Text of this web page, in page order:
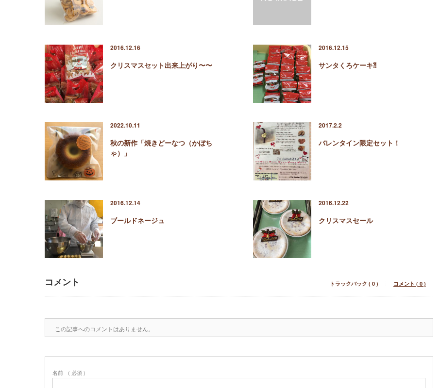
2016.12.16
クリスマスセット出来上がり〜〜
2016.12.15
サンタくろケーキ⁈
2022.10.11
秋の新作「焼きどーなつ（かぼち
ゃ）」
2017.2.2
バレンタイン限定セット！
2016.12.14
ブールドネージュ
2016.12.22
クリスマスセール
コメント トラックバック ( 0 ) コメント ( 0 )
この記事へのコメントはありません。
名前 ( 必須 )